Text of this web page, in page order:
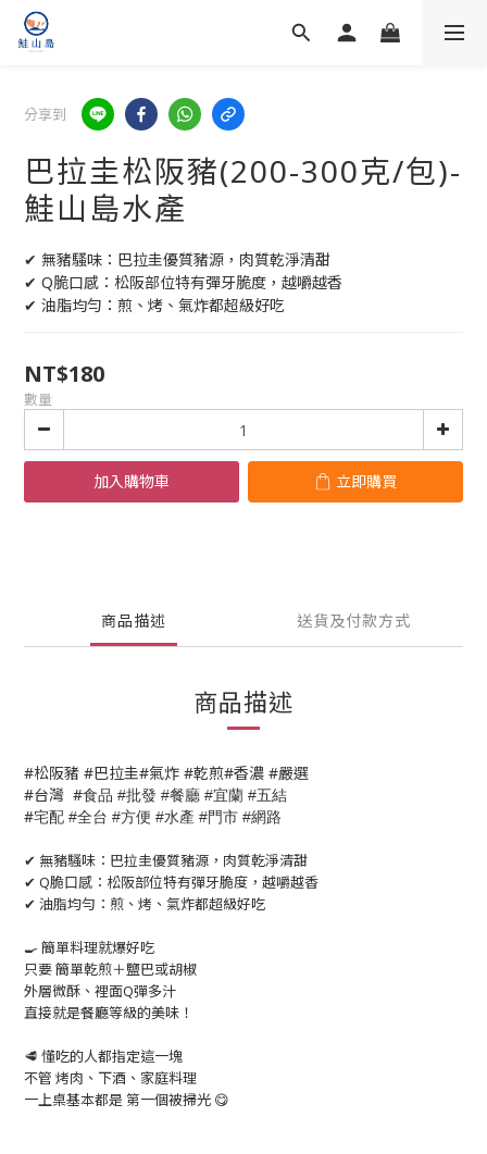
分享到
巴拉圭松阪豬(200-300克/包)-
鮭山島水產
✔ 無豬騷味：巴拉圭優質豬源，肉質乾淨清甜
✔ Q脆口感：松阪部位特有彈牙脆度，越嚼越香
✔ 油脂均勻：煎、烤、氣炸都超級好吃
NT$180
數量
加入購物車 立即購買
商品描述 送貨及付款方式
商品描述
#松阪豬 #巴拉圭#氣炸 #乾煎#香濃 #嚴選
#台灣 #食品 #批發 #餐廳 #宜蘭 #五結
#宅配 #全台 #方便 #水產 #門市 #網路
✔ 無豬騷味：巴拉圭優質豬源，肉質乾淨清甜
✔ Q脆口感：松阪部位特有彈牙脆度，越嚼越香
✔ 油脂均勻：煎、烤、氣炸都超級好吃
🍳 簡單料理就爆好吃
只要 簡單乾煎＋鹽巴或胡椒
外層微酥、裡面Q彈多汁
直接就是餐廳等級的美味！
🥩 懂吃的人都指定這一塊
不管 烤肉、下酒、家庭料理
一上桌基本都是 第一個被掃光 😋